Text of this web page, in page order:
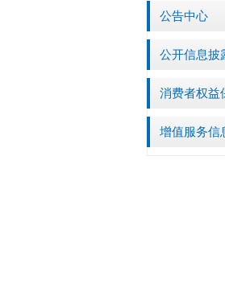
公告中心
公开信息披
消费者权益
增值服务信